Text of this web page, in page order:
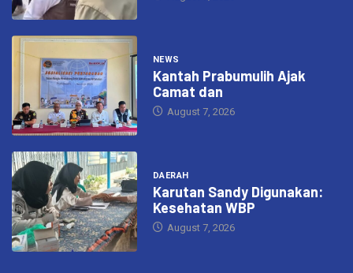
NEWS
Kantah Prabumulih Ajak
Camat dan
August 7, 2026
DAERAH
Karutan Sandy Digunakan:
Kesehatan WBP
August 7, 2026